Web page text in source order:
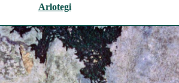
Arlotegi